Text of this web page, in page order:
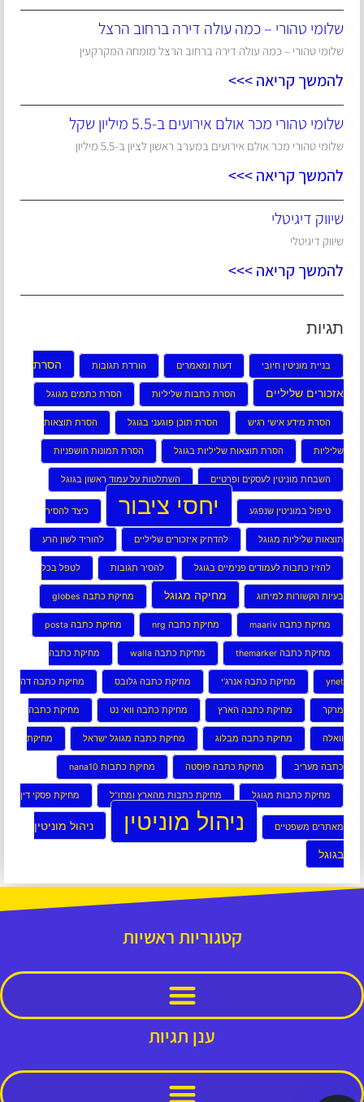
שלומי טהורי – כמה עולה דירה ברחוב הרצל
שלומי טהורי – כמה עולה דירה ברחוב הרצל מומחה המקרקעין
להמשך קריאה >>>
שלומי טהורי מכר אולם אירועים ב-5.5 מיליון שקל
שלומי טהורי מכר אולם אירועים במערב ראשון לציון ב-5.5 מיליון
להמשך קריאה >>>
שיווק דיגיטלי
שיווק דיגיטלי
להמשך קריאה >>>
תגיות
בניית מוניטין חיובי דעות ומאמרים הורדת תגובות הסרת
אזכורים שליליים הסרת כתבות שליליות הסרת כתמים מגוגל
הסרת מידע אישי רגיש הסרת תוכן פוגעני בגוגל הסרת תוצאות
שליליות הסרת תוצאות שליליות בגוגל הסרת תמונות חושפניות
השבחת מוניטין לעסקים ופרטיים השתלטות על עמוד ראשון בגוגל
טיפול במוניטין שנפגע יחסי ציבור כיצד להסיר
תוצאות שליליות מגוגל להדחיק איזכורים שליליים להוריד לשון הרע
להזיז כתבות לעמודים פנימיים בגוגל להסיר תגובות לטפל בכל
בעיות הקשורות למיתוג מחיקה מגוגל מחיקת כתבה globes
מחיקת כתבה maariv מחיקת כתבה nrg מחיקת כתבה posta
מחיקת כתבה themarker מחיקת כתבה walla מחיקת כתבה
ynet מחיקת כתבה אנרג’י מחיקת כתבה גלובס מחיקת כתבה דה
מרקר מחיקת כתבה הארץ מחיקת כתבה וואי נט מחיקת כתבה
וואלה מחיקת כתבה מבלוג מחיקת כתבה מגוגל ישראל מחיקת
כתבה מעריב מחיקת כתבה פוסטה מחיקת כתבות nana10
מחיקת כתבות מגוגל מחיקת כתבות מהארץ ומחו”ל מחיקת פסקי דין
מאתרים משפטיים ניהול מוניטין ניהול מוניטין
בגוגל
קטגוריות ראשיות
ענן תגיות